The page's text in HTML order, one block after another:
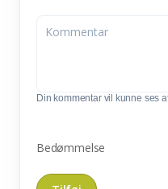
Din kommentar vil kunne ses
Bedømmelse